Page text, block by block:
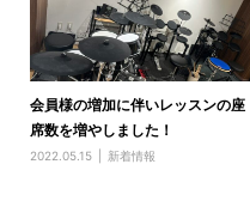
会員様の増加に伴いレッスンの座
席数を増やしました！
2022.05.15 新着情報